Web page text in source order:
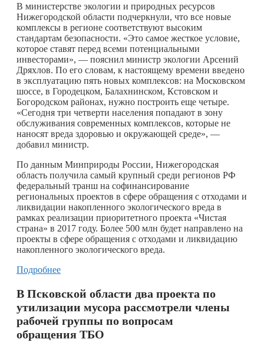
В министерстве экологии и природных ресурсов
Нижегородской области подчеркнули, что все новые
комплексы в регионе соответствуют высоким
стандартам безопасности. «Это самое жесткое условие,
которое ставят перед всеми потенциальными
инвесторами», — пояснил министр экологии Арсений
Дряхлов. По его словам, к настоящему времени введено
в эксплуатацию пять новых комплексов: на Московском
шоссе, в Городецком, Балахнинском, Кстовском и
Богородском районах, нужно построить еще четыре.
«Сегодня три четверти населения попадают в зону
обслуживания современных комплексов, которые не
наносят вреда здоровью и окружающей среде», —
добавил министр.
По данным Минприроды России, Нижегородская
область получила самый крупный среди регионов РФ
федеральный транш на софинансирование
региональных проектов в сфере обращения с отходами и
ликвидации накопленного экологического вреда в
рамках реализации приоритетного проекта «Чистая
страна» в 2017 году. Более 500 млн будет направлено на
проекты в сфере обращения с отходами и ликвидацию
накопленного экологического вреда.
Подробнее
В Псковской области два проекта по
утилизации мусора рассмотрели члены
рабочей группы по вопросам
обращения ТБО